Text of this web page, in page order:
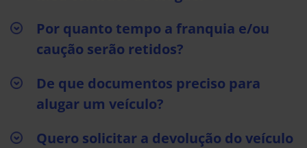
Por quanto tempo a franquia e/ou
caução serão retidos?
De que documentos preciso para
alugar um veículo?
Quero solicitar a devolução do veículo